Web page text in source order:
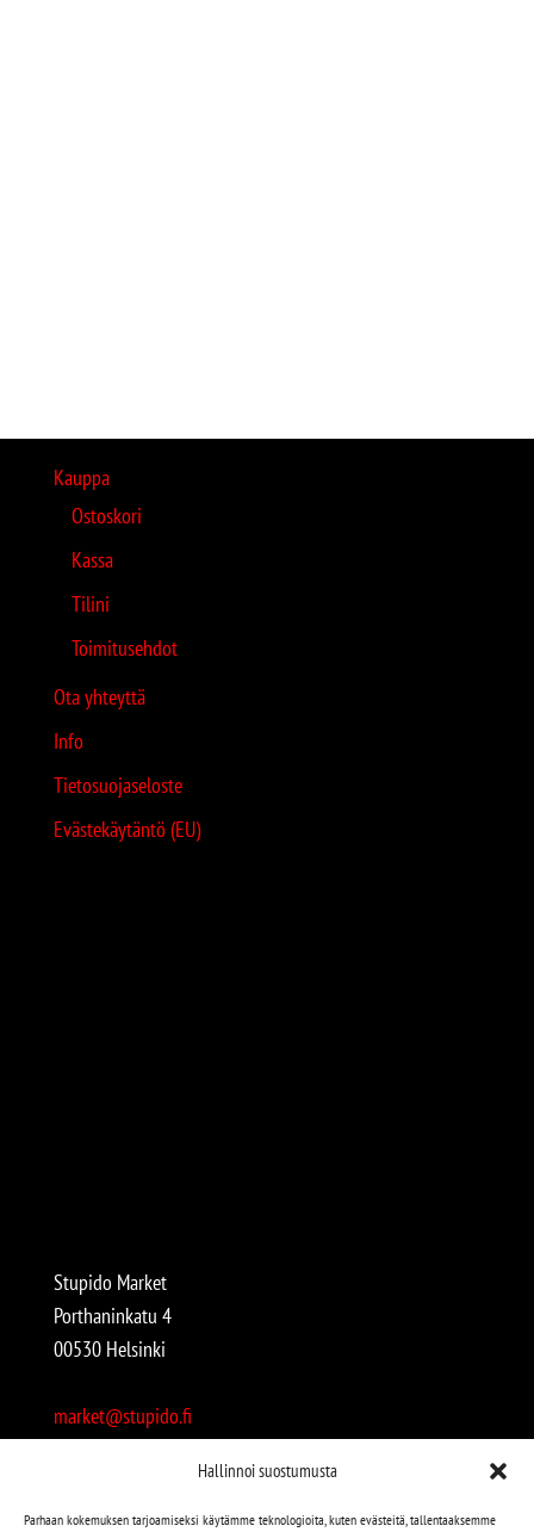
Hallinnoi suostumusta
Parhaan kokemuksen tarjoamiseksi käytämme teknologioita, kuten evästeitä, tallentaaksemme
Kauppa
Ostoskori
Kassa
Tilini
Toimitusehdot
Ota yhteyttä
Info
Tietosuojaseloste
Evästekäytäntö (EU)
Stupido Market
Porthaninkatu 4
00530 Helsinki
market@stupido.fi
Avoinna: